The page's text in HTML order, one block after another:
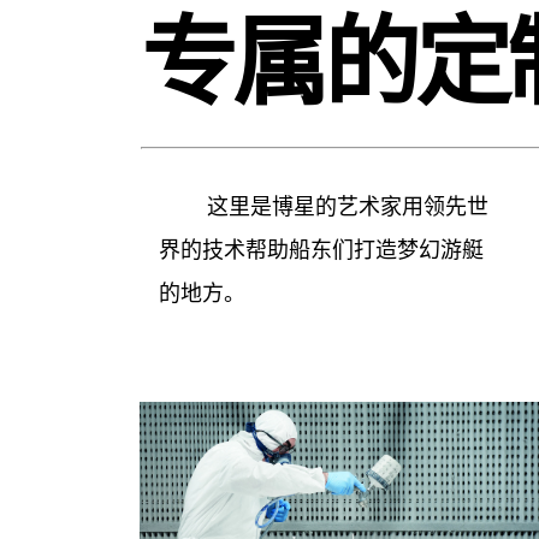
专属的
这里是博星的艺术家用领先世
界的技术帮助船东们打造梦幻游艇
的地方。